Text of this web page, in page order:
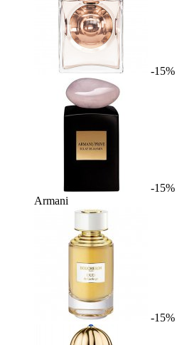
-15%
-15%
Armani
-15%